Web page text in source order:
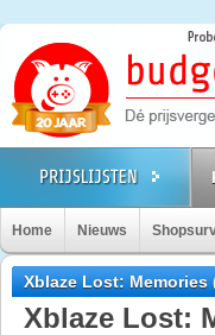
Home Nieuws
Xblaze Lost: Memories
Xblaze Lost: